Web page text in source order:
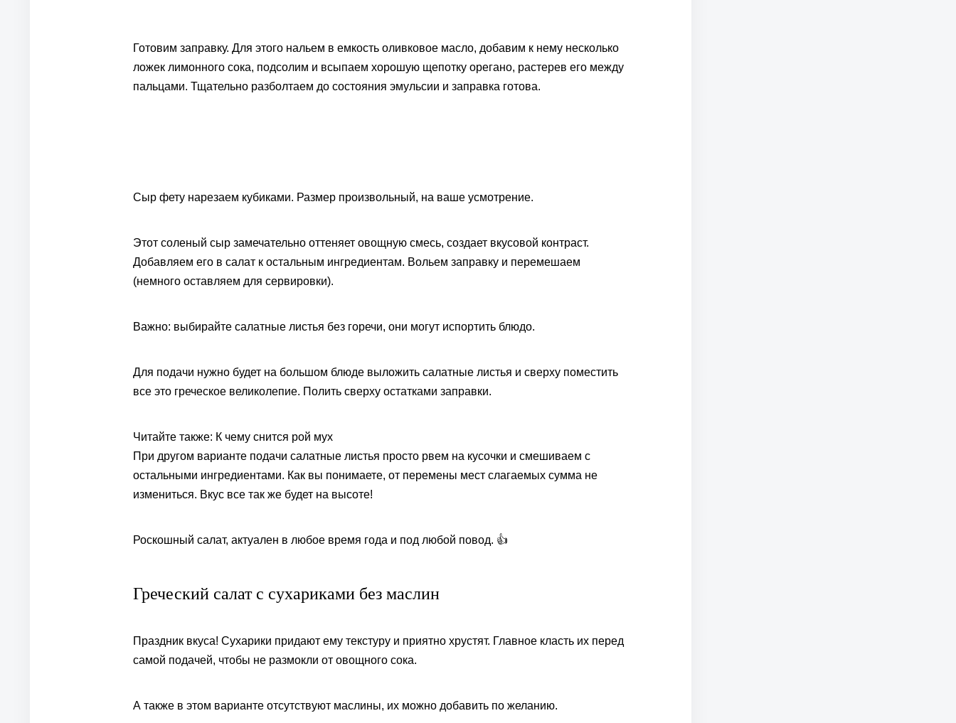
Готовим заправку. Для этого нальем в емкость оливковое масло, добавим к нему несколько
ложек лимонного сока, подсолим и всыпаем хорошую щепотку орегано, растерев его между
пальцами. Тщательно разболтаем до состояния эмульсии и заправка готова.
Сыр фету нарезаем кубиками. Размер произвольный, на ваше усмотрение.
Этот соленый сыр замечательно оттеняет овощную смесь, создает вкусовой контраст.
Добавляем его в салат к остальным ингредиентам. Вольем заправку и перемешаем
(немного оставляем для сервировки).
Важно: выбирайте салатные листья без горечи, они могут испортить блюдо.
Для подачи нужно будет на большом блюде выложить салатные листья и сверху поместить
все это греческое великолепие. Полить сверху остатками заправки.
Читайте также: К чему снится рой мух
При другом варианте подачи салатные листья просто рвем на кусочки и смешиваем с
остальными ингредиентами. Как вы понимаете, от перемены мест слагаемых сумма не
измениться. Вкус все так же будет на высоте!
Роскошный салат, актуален в любое время года и под любой повод. 👍
Греческий салат с сухариками без маслин
Праздник вкуса! Сухарики придают ему текстуру и приятно хрустят. Главное класть их перед
самой подачей, чтобы не размокли от овощного сока.
А также в этом варианте отсутствуют маслины, их можно добавить по желанию.